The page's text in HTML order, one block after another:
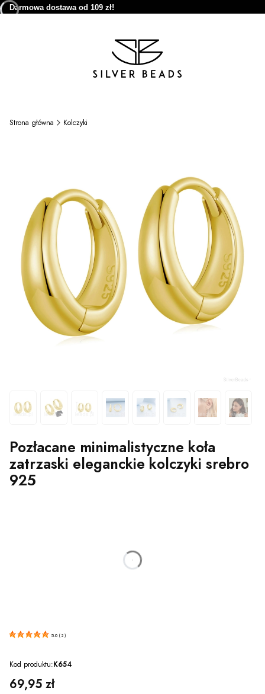
Darmowa dostawa od 109 zł!
Strona główna Kolczyki
Pozłacane minimalistyczne koła
zatrzaski eleganckie kolczyki srebro
925
5.0 ( 2 )
Kod produktu:K654
Cena
69,95 zł